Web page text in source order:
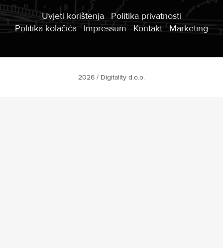
Uvjeti korištenja
Politika privatnosti
Politika kolačića
Impressum Kontakt Marketing
2026 / Digitality d.o.o.